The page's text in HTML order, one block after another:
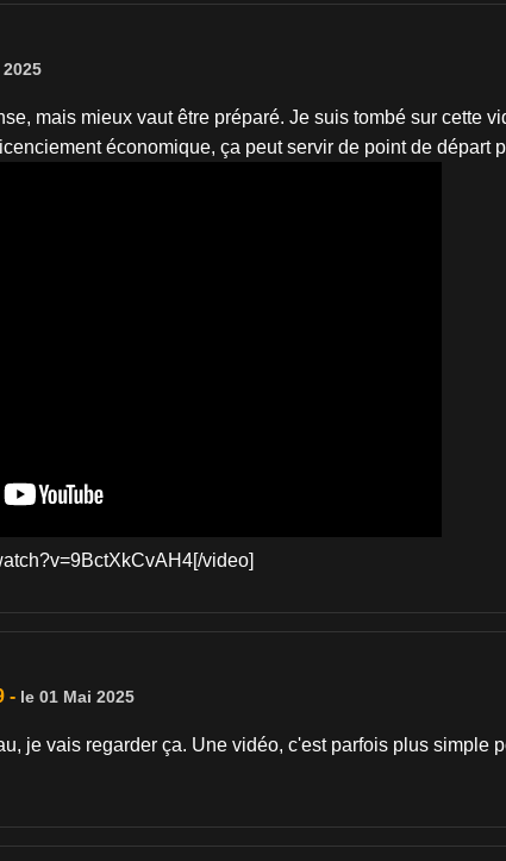
mais mieux vaut être préparé. Je suis tombé sur cette
économique, ça peut servir de point de départ
video]
- le 01 Mai 2025
je vais regarder ça. Une vidéo, c'est parfois plus